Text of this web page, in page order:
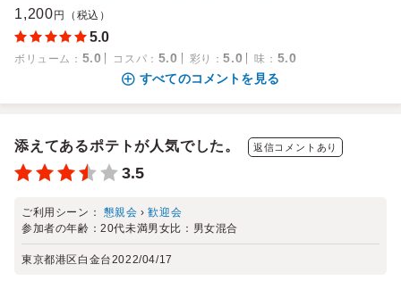
1,200 円（税込）
5.0
ボリューム ： 5.0 コスパ ： 5.0 彩り ：5.0 味 ： 5.0
すべてのコメントを見る
添えてあるポテトが人気でした。 返信コメントあり
3.5
ご利用シーン： 懇親会 ›歓迎会
参加者の年齢：20代未満男女比： 男女混合
東京都港区白金台2022/04/17